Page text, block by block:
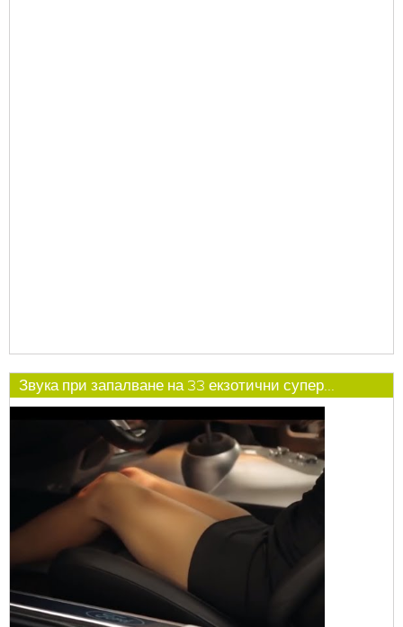
Звука при запалване на 33 екзотични супер...